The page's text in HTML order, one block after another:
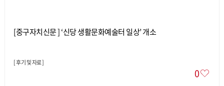
[중구자치신문 ] ‘신당 생활문화예술터 일상’ 개소
[후기 및 자료]
0